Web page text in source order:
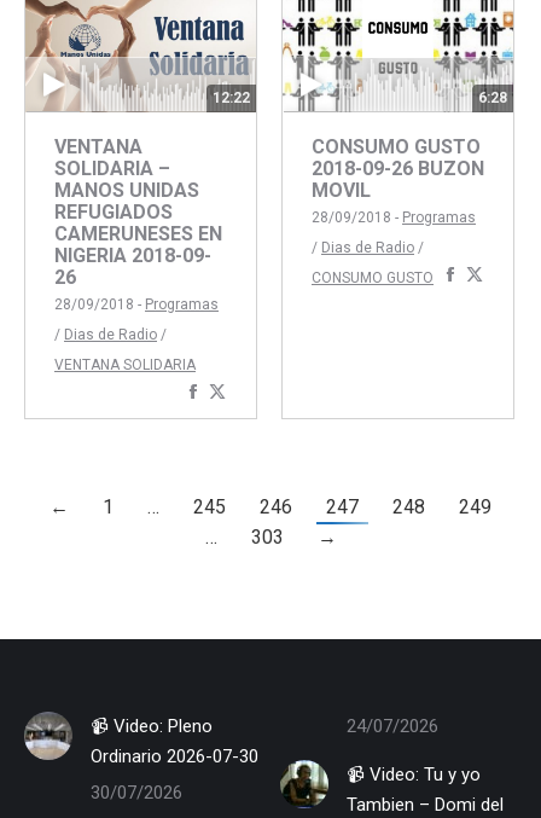
12:22
VENTANA
SOLIDARIA –
MANOS UNIDAS
REFUGIADOS
CAMERUNESES EN
NIGERIA 2018-09-
26
28/09/2018 - Programas
/ Dias de Radio /
VENTANA SOLIDARIA
Compartir
concon
6:28
CONSUMO GUSTO
2018-09-26 BUZON
MOVIL
28/09/2018 - Programas
/ Dias de Radio /
CONSUMO GUSTO
Compartir
← 1 … 245 246 247 248
249
…
303 →
📹 Video: Pleno
Ordinario 2026-07-30
30/07/2026
24/07/2026
📹 Video: Tu y yo
Tambien – Domi del